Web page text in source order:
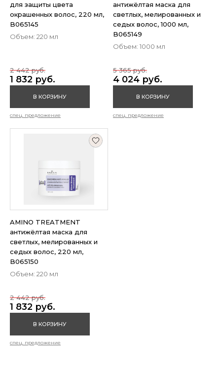
для защиты цвета
окрашенных волос, 220 мл,
B065145
Объем: 220 мл
1 832 руб.
2 442 руб.
В КОРЗИНУ
спец. предложение
антижёлтая маска для
светлых, мелированных и
седых волос, 1000 мл,
B065149
Объем: 1000 мл
4 024 руб.
5 365 руб.
В КОРЗИНУ
спец. предложение
AMINO TREATMENT
антижёлтая маска для
светлых, мелированных и
седых волос, 220 мл,
B065150
Объем: 220 мл
1 832 руб.
2 442 руб.
В КОРЗИНУ
спец. предложение